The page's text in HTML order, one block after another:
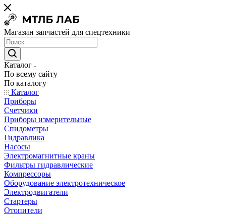
Магазин запчастей для спецтехники
Каталог
По всему сайту
По каталогу
Каталог
Приборы
Счетчики
Приборы измерительные
Спидометры
Гидравлика
Насосы
Электромагнитные краны
Фильтры гидравлические
Компрессоры
Оборудование электротехническое
Электродвигатели
Стартеры
Отопители